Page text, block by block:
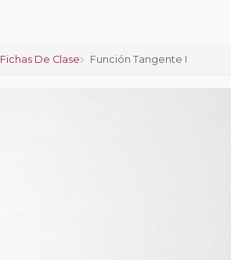
Fichas De Clase Función Tangente I